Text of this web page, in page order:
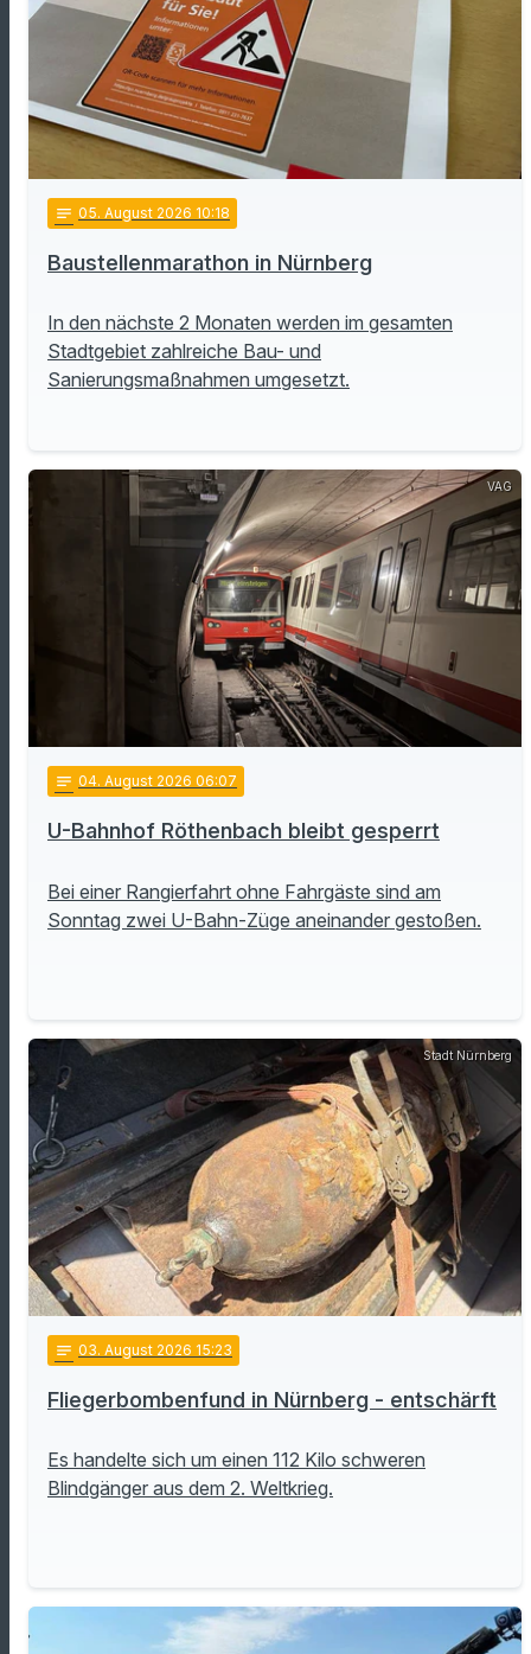
notes 05. August 2026 10:18
Baustellenmarathon in Nürnberg
In den nächste 2 Monaten werden im gesamten
Stadtgebiet zahlreiche Bau- und
Sanierungsmaßnahmen umgesetzt.
VAG
notes 04. August 2026 06:07
U-Bahnhof Röthenbach bleibt gesperrt
Bei einer Rangierfahrt ohne Fahrgäste sind am
Sonntag zwei U-Bahn-Züge aneinander gestoßen.
Stadt Nürnberg
notes 03. August 2026 15:23
Fliegerbombenfund in Nürnberg - entschärft
Es handelte sich um einen 112 Kilo schweren
Blindgänger aus dem 2. Weltkrieg.